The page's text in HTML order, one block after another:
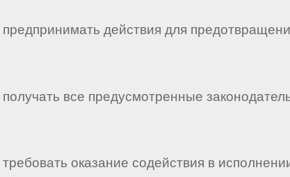
действия для
все предусмотренные
оказание содействия в